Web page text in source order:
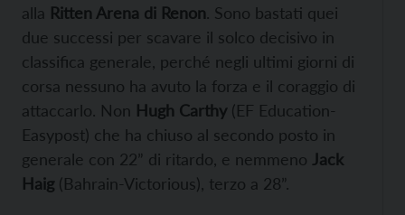
alla Ritten Arena di Renon. Sono bastati quei
due successi per scavare il solco decisivo in
classifica generale, perché negli ultimi giorni di
corsa nessuno ha avuto la forza e il coraggio di
attaccarlo. Non Hugh Carthy (EF Education-
Easypost) che ha chiuso al secondo posto in
generale con 22” di ritardo, e nemmeno Jack
Haig (Bahrain-Victorious), terzo a 28”.